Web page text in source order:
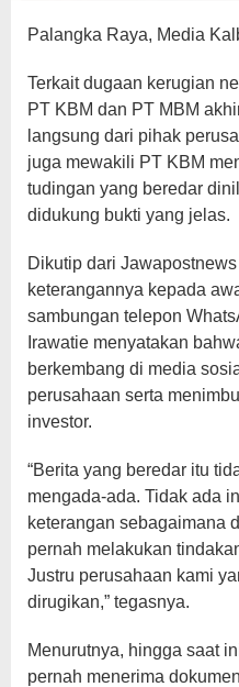
Palangka Raya, Media
Terkait dugaan kerugian
PT KBM dan PT MBM
langsung dari pihak
juga mewakili PT KBM
tudingan yang beredar
didukung bukti yang jelas.
Dikutip dari
keterangannya kepada
sambungan telepon
Irawatie menyatakan
berkembang di media
perusahaan serta
investor.
“Berita yang beredar itu
mengada-ada. Tidak ada
keterangan sebagaimana
pernah melakukan
Justru perusahaan kami
dirugikan,” tegasnya.
Menurutnya, hingga saat
pernah menerima